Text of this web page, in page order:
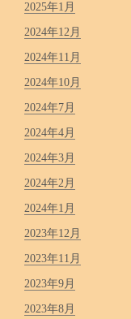
2025年1月
2024年12月
2024年11月
2024年10月
2024年7月
2024年4月
2024年3月
2024年2月
2024年1月
2023年12月
2023年11月
2023年9月
2023年8月